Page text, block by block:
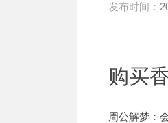
发布时间：
购买
周公解梦：